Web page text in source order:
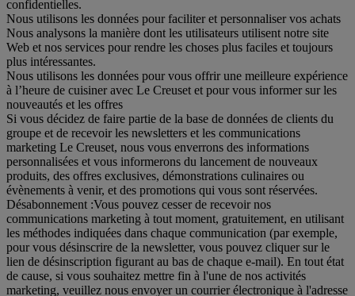
confidentielles.
Nous utilisons les données pour faciliter et personnaliser vos achats
Nous analysons la manière dont les utilisateurs utilisent notre site
Web et nos services pour rendre les choses plus faciles et toujours
plus intéressantes.
Nous utilisons les données pour vous offrir une meilleure expérience
à l’heure de cuisiner avec Le Creuset et pour vous informer sur les
nouveautés et les offres
Si vous décidez de faire partie de la base de données de clients du
groupe et de recevoir les newsletters et les communications
marketing Le Creuset, nous vous enverrons des informations
personnalisées et vous informerons du lancement de nouveaux
produits, des offres exclusives, démonstrations culinaires ou
évènements à venir, et des promotions qui vous sont réservées.
Désabonnement :Vous pouvez cesser de recevoir nos
communications marketing à tout moment, gratuitement, en utilisant
les méthodes indiquées dans chaque communication (par exemple,
pour vous désinscrire de la newsletter, vous pouvez cliquer sur le
lien de désinscription figurant au bas de chaque e-mail). En tout état
de cause, si vous souhaitez mettre fin à l'une de nos activités
marketing, veuillez nous envoyer un courrier électronique à l'adresse